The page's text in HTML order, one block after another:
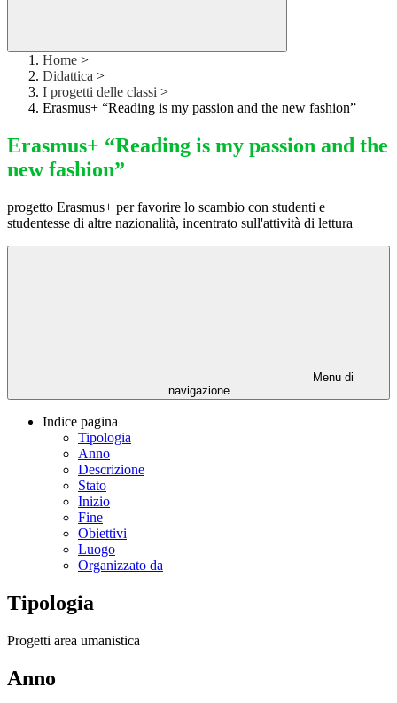
Home >
Didattica >
I progetti delle classi >
Erasmus+ “Reading is my passion and the new fashion”
Erasmus+ “Reading is my passion and the
new fashion”
progetto Erasmus+ per favorire lo scambio con studenti e
studentesse di altre nazionalità, incentrato sull'attività di lettura
Menu di
navigazione
Indice pagina
Tipologia
Anno
Descrizione
Stato
Inizio
Fine
Obiettivi
Luogo
Organizzato da
Tipologia
Progetti area umanistica
Anno